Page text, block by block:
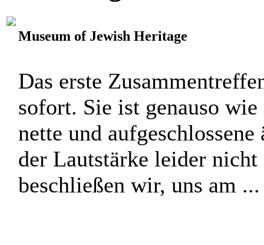
Museum of Jewish Heritage
Das erste
sofort. Sie ist genauso
nette und
der Lautstärke leider
beschließen wir, uns am